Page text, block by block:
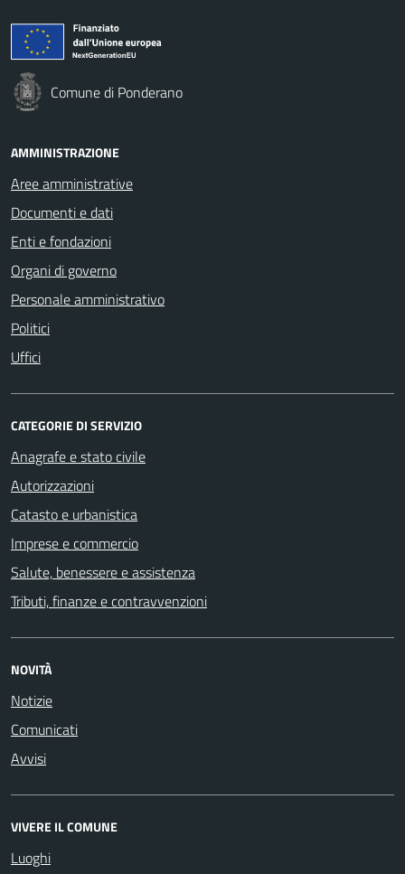
Comune di Ponderano
AMMINISTRAZIONE
Aree amministrative
Documenti e dati
Enti e fondazioni
Organi di governo
Personale amministrativo
Politici
Uffici
CATEGORIE DI SERVIZIO
Anagrafe e stato civile
Autorizzazioni
Catasto e urbanistica
Imprese e commercio
Salute, benessere e assistenza
Tributi, finanze e contravvenzioni
NOVITÀ
Notizie
Comunicati
Avvisi
VIVERE IL COMUNE
Luoghi